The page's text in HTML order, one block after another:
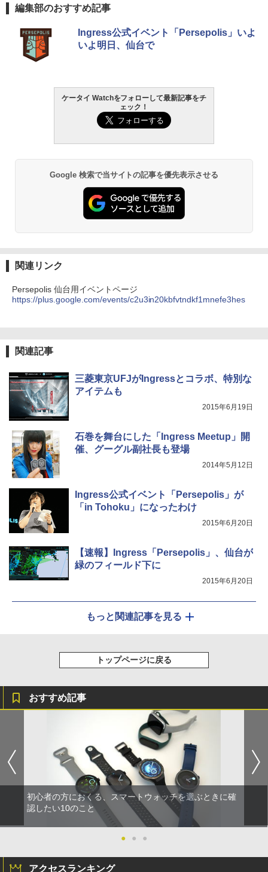
編集部のおすすめ記事
Ingress公式イベント「Persepolis」いよ
いよ明日、仙台で
ケータイ Watchをフォローして最新記事をチ
ェック！
Google 検索で当サイトの記事を優先表示させる
関連リンク
Persepolis 仙台用イベントページ
https://plus.google.com/events/c2u3in20kbfvtndkf1mnefe3hes
関連記事
三菱東京UFJがIngressとコラボ、特別な
アイテムも
2015年6月19日
石巻を舞台にした「Ingress Meetup」開
催、グーグル副社長も登場
2014年5月12日
Ingress公式イベント「Persepolis」が
「in Tohoku」になったわけ
2015年6月20日
【速報】Ingress「Persepolis」、仙台が
緑のフィールド下に
2015年6月20日
もっと関連記事を見る
トップページに戻る
おすすめ記事
初心者の方におくる、スマートウォッチを選ぶときに確
認したい10のこと
● ● ●
アクセスランキング